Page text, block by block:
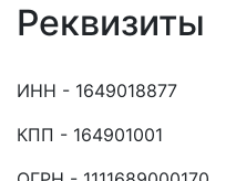
Реквизиты
ИНН - 1649018877
КПП - 164901001